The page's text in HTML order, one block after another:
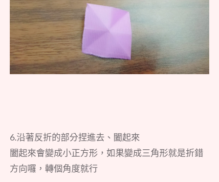
6.沿著反折的部分捏進去、闔起來
闔起來會變成小正方形，如果變成三角形就是折錯
方向囉，轉個角度就行